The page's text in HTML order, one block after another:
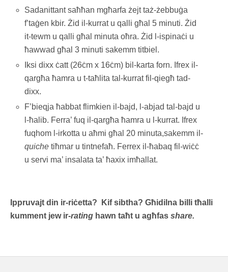
Sadanittant saħħan mgħarfa żejt taż-żebbuġa
f’taġen kbir. Żid il-kurrat u qalli għal 5 minuti. Żid
it-tewm u qalli għal minuta oħra. Żid l-ispinaċi u
ħawwad għal 3 minuti sakemm titbiel.
Iksi dixx ċatt (26ċm x 16ċm) bil-karta forn. Ifrex il-
qargħa ħamra u t-taħlita tal-kurrat fil-qiegħ tad-
dixx.
F’bieqja ħabbat flimkien il-bajd, l-abjad tal-bajd u
l-ħalib. Ferra’ fuq il-qargħa ħamra u l-kurrat. Ifrex
fuqhom l-irkotta u aħmi għal 20 minuta,sakemm il-
quiche tiħmar u tintnefaħ. Ferrex il-ħabaq fil-wiċċ
u servi ma’ insalata ta’ ħaxix imħallat.
Ippruvajt din ir-riċetta? Kif sibtha? Għidilna billi tħalli
kumment jew ir-rating hawn taħt u agħfas share.